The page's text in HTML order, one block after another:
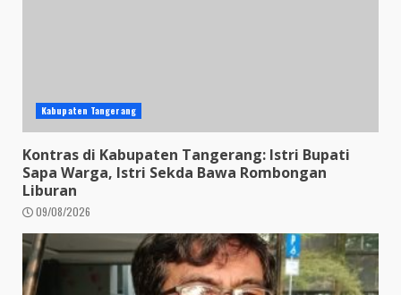
Kabupaten Tangerang
Kontras di Kabupaten Tangerang: Istri Bupati
Sapa Warga, Istri Sekda Bawa Rombongan
Liburan
09/08/2026